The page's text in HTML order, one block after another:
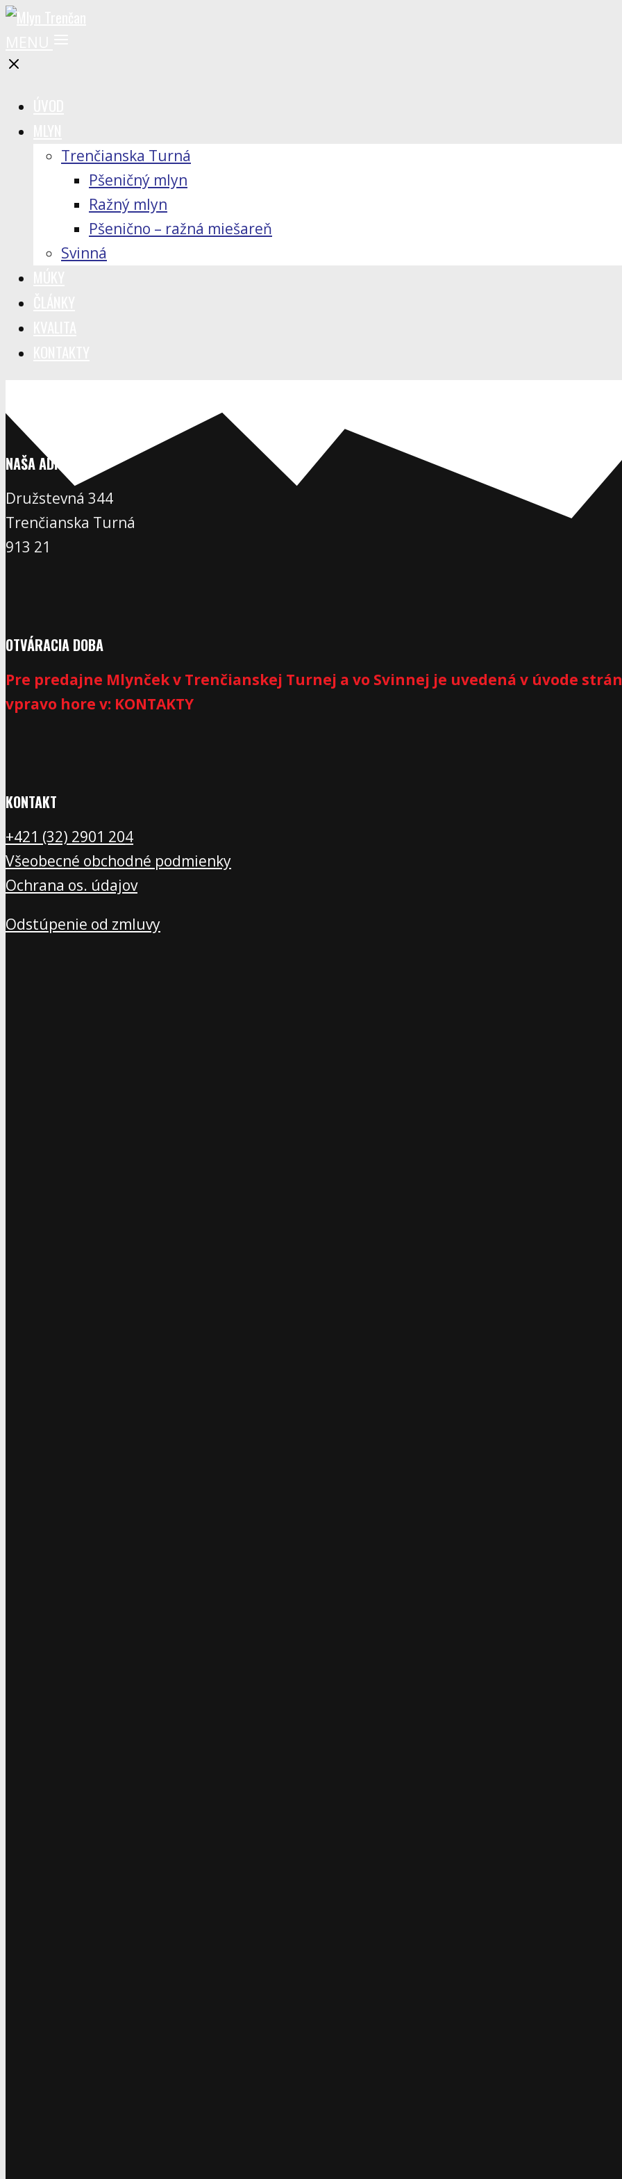
Trenčianska Turná
Pšeničný mlyn
Ražný mlyn
Pšenično – ražná miešareň
Svinná
NAŠA ADRESA
Družstevná 344
Trenčianska Turná
913 21
OTVÁRACIA DOBA
Pre predajne Mlynček v Trenčianskej Turnej a vo Svinnej je uvedená v úvode
vpravo hore v: KONTAKTY
KONTAKT
+421 (32) 2901 204
Všeobecné obchodné podmienky
Ochrana os. údajov
Odstúpenie od zmluvy